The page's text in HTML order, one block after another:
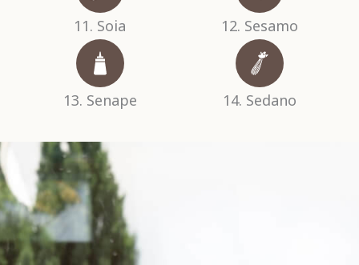
11. Soia 12. Sesamo
13. Senape 14. Sedano